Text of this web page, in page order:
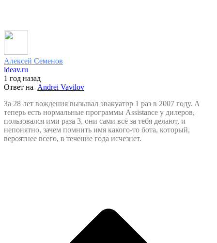
Алексей Семенов
ideav.ru
1 год назад
Ответ на Andrei Vavilov
За 28 лет вождения вызывал эвакуатор 1 раз в 2007 году. А
теперь есть нормальные программы Assistance у дилеров,
пользовался ими раза 3, они сами всё за тебя делают, и
непонятно, зачем помнить имя какого-то бота, который,
вероятнее всего, в течение года исчезнет.